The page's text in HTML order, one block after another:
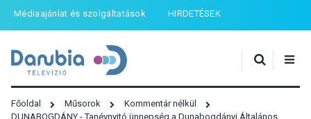
Médiaajánlat és szolgáltatások HIRDETÉSEK
Főoldal Műsorok
Kommentár nélkül
DUNABOGDÁNY - Tanévnyitó ünnepség a Dunabogdányi Általános